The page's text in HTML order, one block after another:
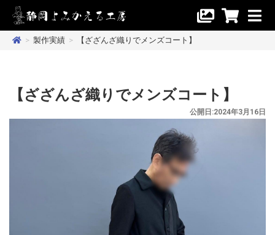
> 製作実績 > 【ざざんざ織りでメンズコート】
【ざざんざ織りでメンズコート】
公開日:2024年3月16日